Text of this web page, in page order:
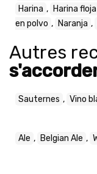
Harina , Harina floja
en polvo , Naranja ,
Autres
Sauternes , Vino
Ale , Belgian Ale ,